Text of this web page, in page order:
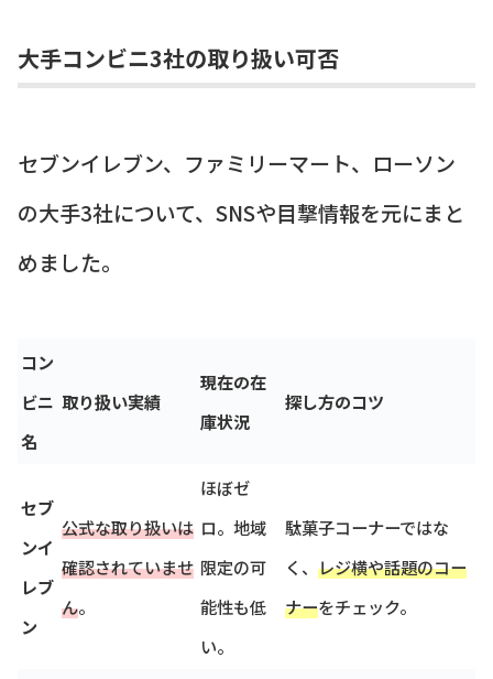
大手コンビニ3社の取り扱い可否
セブンイレブン、ファミリーマート、ローソン
の大手3社について、SNSや目撃情報を元にまと
めました。
コン
ビニ
名
取り扱い実績
現在の在
庫状況
探し方のコツ
セブ
ンイ
レブ
ン
公式な取り扱いは
確認されていませ
ん。
ほぼゼ
ロ。地域
限定の可
能性も低
い。
駄菓子コーナーではな
く、 レジ横や話題のコー
ナーをチェック。